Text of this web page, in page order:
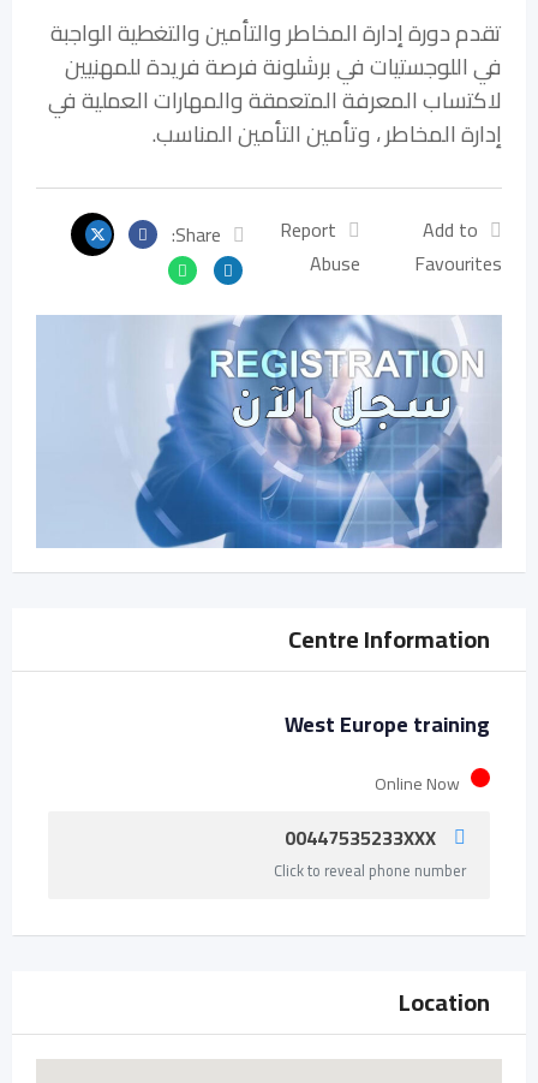
تقدم دورة إدارة المخاطر والتأمين والتغطية الواجبة
في اللوجستيات في برشلونة فرصة فريدة للمهنيين
لاكتساب المعرفة المتعمقة والمهارات العملية في
إدارة المخاطر ، وتأمين التأمين المناسب.
Add to
Favourites
Report
Abuse
Share:
Centre Information
West Europe training
Online Now
00447535233XXX
Click to reveal phone number
Location